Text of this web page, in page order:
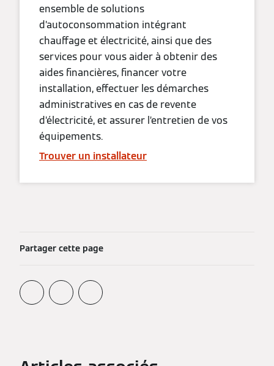
ensemble de solutions
d’autoconsommation intégrant
chauffage et électricité, ainsi que des
services pour vous aider à obtenir des
aides financières, financer votre
installation, effectuer les démarches
administratives en cas de revente
d’électricité, et assurer l’entretien de vos
équipements.
Trouver un installateur
Partager cette page